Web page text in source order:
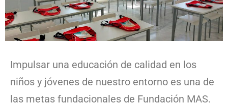
Impulsar una educación de calidad en los
niños y jóvenes de nuestro entorno es una de
las metas fundacionales de Fundación MAS.